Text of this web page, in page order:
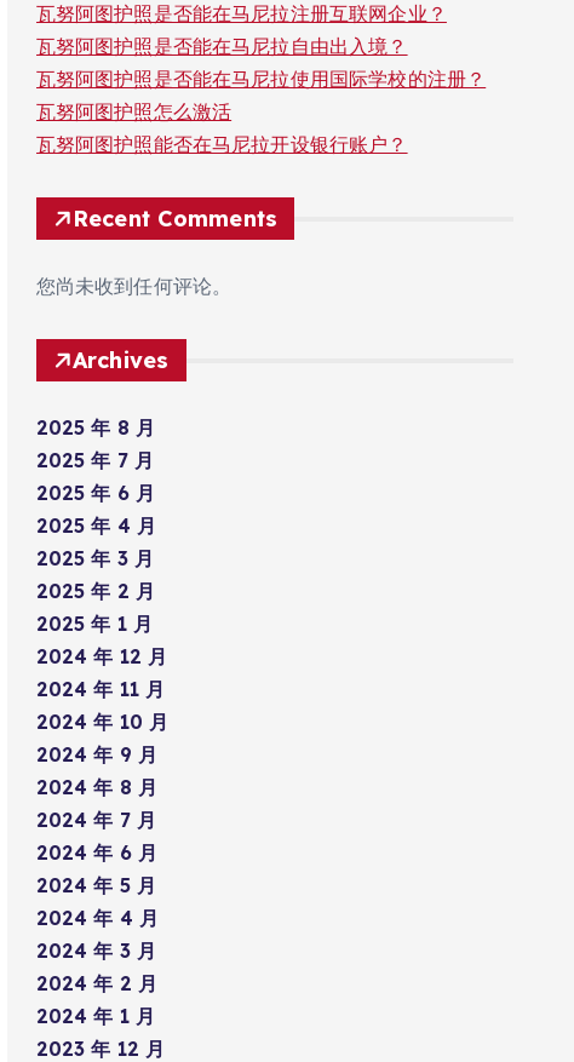
瓦努阿图护照是否能在马尼拉注册互联网企业？
瓦努阿图护照是否能在马尼拉自由出入境？
瓦努阿图护照是否能在马尼拉使用国际学校的注册？
瓦努阿图护照怎么激活
瓦努阿图护照能否在马尼拉开设银行账户？
Recent Comments
您尚未收到任何评论。
Archives
2025 年 8 月
2025 年 7 月
2025 年 6 月
2025 年 4 月
2025 年 3 月
2025 年 2 月
2025 年 1 月
2024 年 12 月
2024 年 11 月
2024 年 10 月
2024 年 9 月
2024 年 8 月
2024 年 7 月
2024 年 6 月
2024 年 5 月
2024 年 4 月
2024 年 3 月
2024 年 2 月
2024 年 1 月
2023 年 12 月